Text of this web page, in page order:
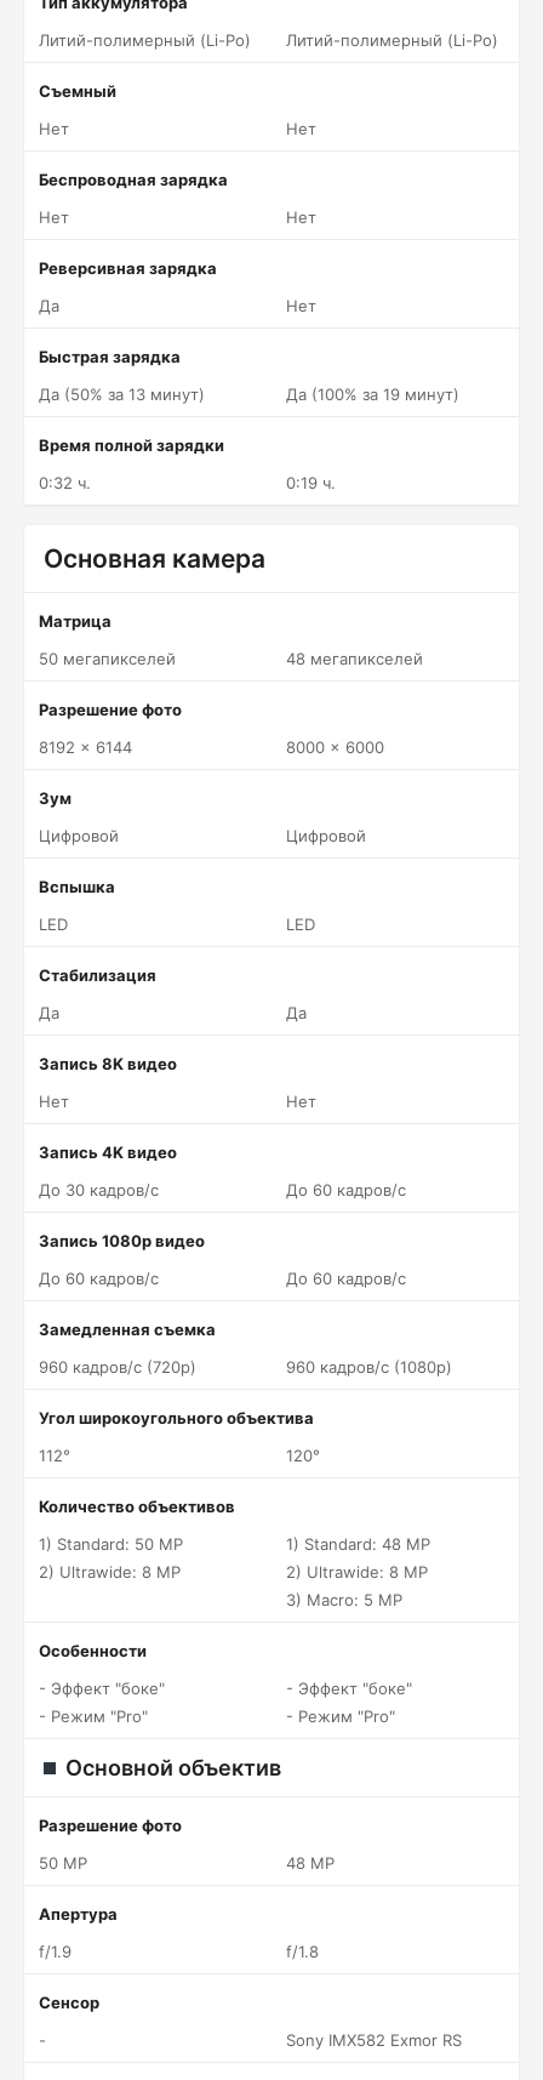
Литий-полимерный (Li-Po)
Литий-полимерный (Li-Po)
Съемный
Нет
Нет
Беспроводная зарядка
Нет
Нет
Реверсивная зарядка
Да
Нет
Быстрая зарядка
Да (50% за 13 минут)
Да (100% за 19 минут)
Время полной зарядки
0:32 ч.
0:19 ч.
Основная камера
Матрица
50 мегапикселей
48 мегапикселей
Разрешение фото
8192 x 6144
8000 x 6000
Зум
Цифровой
Цифровой
Вспышка
LED
LED
Стабилизация
Да
Да
Запись 8K видео
Нет
Нет
Запись 4K видео
До 30 кадров/c
До 60 кадров/c
Запись 1080p видео
До 60 кадров/c
До 60 кадров/c
Замедленная съемка
960 кадров/c (720p)
960 кадров/c (1080p)
Угол широкоугольного объектива
112°
120°
Количество объективов
1) Standard: 50 MP
2) Ultrawide: 8 MP
1) Standard: 48 MP
2) Ultrawide: 8 MP
3) Macro: 5 MP
Особенности
- Эффект "боке"
- Режим "Pro"
- Эффект "боке"
- Режим "Pro"
Основной объектив
Разрешение фото
50 MP
48 MP
Апертура
f/1.9
f/1.8
Сенсор
-
Sony IMX582 Exmor RS